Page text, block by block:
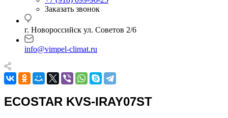
Заказать звонок
г. Новороссийск ул. Советов 2/6
info@vimpel-climat.ru
ECOSTAR KVS-IRAY07ST